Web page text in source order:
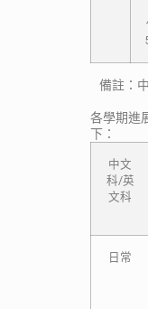
備註：
各學期進
下：
中文
科/英
文科
日常